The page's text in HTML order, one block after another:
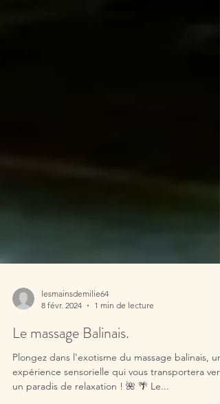
lesmainsdemilie64
8 févr. 2024
1 min de lecture
Le massage Balinais.